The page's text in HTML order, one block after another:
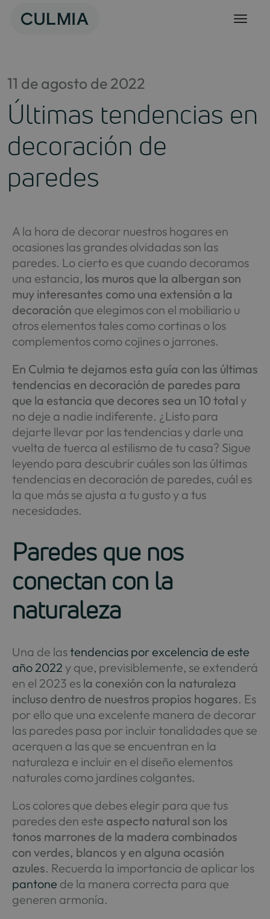
11 de agosto de 2022
Últimas tendencias en
decoración de
paredes
A la hora de decorar nuestros hogares en
ocasiones las grandes olvidadas son las
paredes. Lo cierto es que cuando decoramos
una estancia, los muros que la albergan son
muy interesantes como una extensión a la
decoración que elegimos con el mobiliario u
otros elementos tales como cortinas o los
complementos como cojines o jarrones.
En Culmia te dejamos esta guía con las últimas
tendencias en decoración de paredes para
que la estancia que decores sea un 10 total y
no deje a nadie indiferente. ¿Listo para
dejarte llevar por las tendencias y darle una
vuelta de tuerca al estilismo de tu casa? Sigue
leyendo para descubrir cuáles son las últimas
tendencias en decoración de paredes, cuál es
la que más se ajusta a tu gusto y a tus
necesidades.
Paredes que nos
conectan con la
naturaleza
Una de lastendencias por excelencia de este
año 2022 y que, previsiblemente, se extenderá
en el 2023 es la conexión con la naturaleza
incluso dentro de nuestros propios hogares. Es
por ello que una excelente manera de decorar
las paredes pasa por incluir tonalidades que se
acerquen a las que se encuentran en la
naturaleza e incluir en el diseño elementos
naturales como jardines colgantes.
Los colores que debes elegir para que tus
paredes den este aspecto natural son los
tonos marrones de la madera combinados
con verdes, blancos y en alguna ocasión
azules. Recuerda la importancia de aplicar los
pantone de la manera correcta para que
generen armonía.